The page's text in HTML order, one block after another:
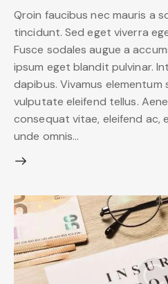
Qroin faucibus nec mauris a
tincidunt. Sed eget viverra
Fusce sodales augue a
ipsum eget blandit pulvinar.
dapibus. Vivamus elementum
vulputate eleifend tellus.
consequat vitae, eleifend ac,
unde omnis…